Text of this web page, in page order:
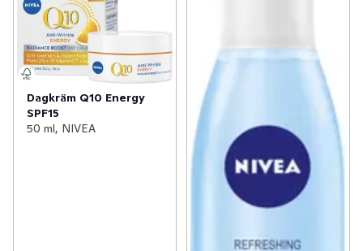
Dagkräm Q10 Energy
SPF15
50 ml, NIVEA